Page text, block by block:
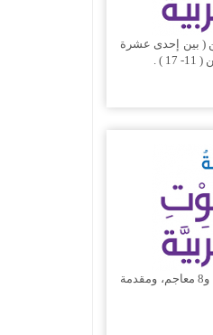
( بين إحدى عشرة
هذه السلسلة تعد منهجاً متكاملاً لتعليم اللغة العربية ومبادئ العلوم الدينية، اشترك في كتابتها أكثر من خمسين معلماً وخبيراً ومتخصصاً، وتتكّون من 37 مطبوعاً للدارس، مع 5 أدلة للمعلم، و8 معاجم، ومقدمة